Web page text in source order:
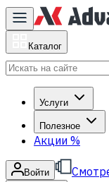
Каталог
Услуги
Полезное
Акции %
Войти